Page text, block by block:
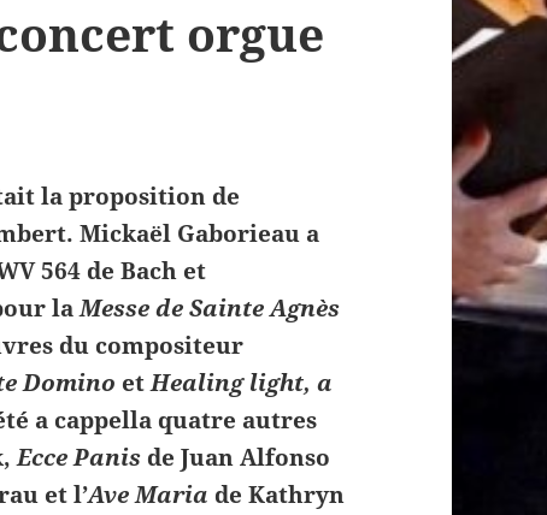
orgue
la proposition de
Mickaël Gaborieau a
564 de Bach et
laMesse de Sainte Agnès
du compositeur
Domino etHealing light, a
a cappella quatre autres
Ecce Panis de Juan Alfonso
et l’Ave Maria de Kathryn